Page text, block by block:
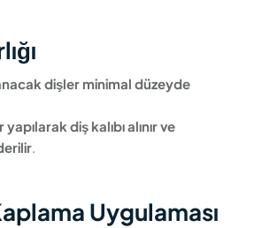
dişler minimal düzeyde
diş kalıbı alınır ve
.
Uygulaması